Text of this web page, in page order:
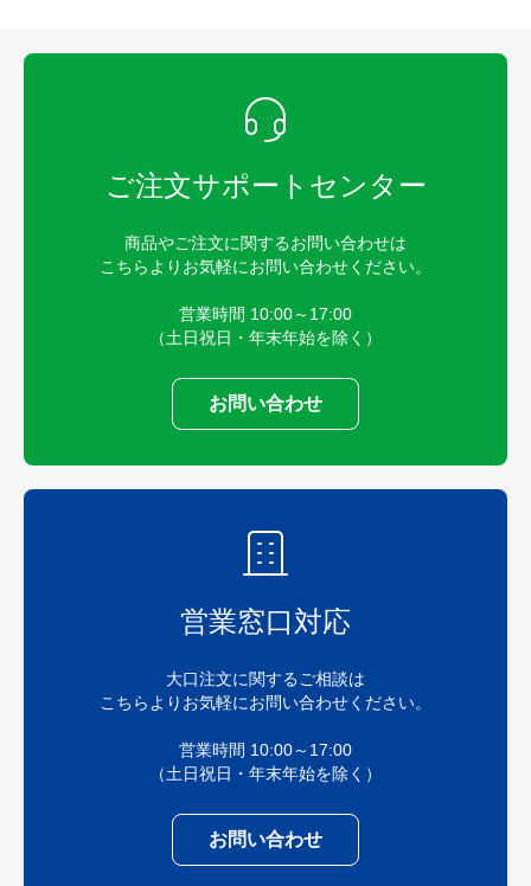
ご注文サポートセンター
商品やご注文に関するお問い合わせは
こちらよりお気軽にお問い合わせください。
営業時間 10:00～17:00
（土日祝日・年末年始を除く）
お問い合わせ
営業窓口対応
大口注文に関するご相談は
こちらよりお気軽にお問い合わせください。
営業時間 10:00～17:00
（土日祝日・年末年始を除く）
お問い合わせ